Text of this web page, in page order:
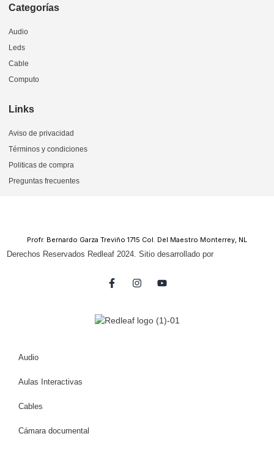
Categorías
Audio
Leds
Cable
Computo
Links
Aviso de privacidad
Términos y condiciones
Politicas de compra
Preguntas frecuentes
Profr. Bernardo Garza Treviño 1715 Col. Del Maestro Monterrey, NL
Derechos Reservados Redleaf 2024. Sitio desarrollado por
Audio
Aulas Interactivas
Cables
Cámara documental